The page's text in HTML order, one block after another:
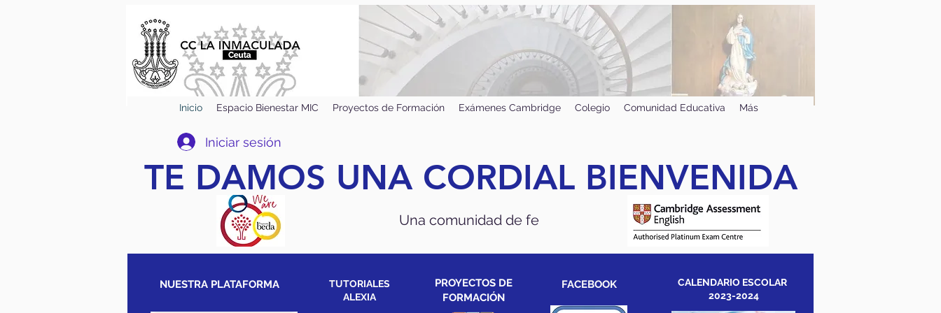
Inicio Espacio Bienestar MIC Proyectos de Formación Exámenes Cambridge Colegio Comunidad Educativa Más
Iniciar sesión
TE DAMOS UNA CORDIAL BIENVENIDA
Una comunidad de fe
NUESTRA PLATAFORMA
TUTORIALES
ALEXIA
PROYECTOS DE
FORMACIÓN
FACEBOOK
CALENDARIO ESCOLAR
2023-2024